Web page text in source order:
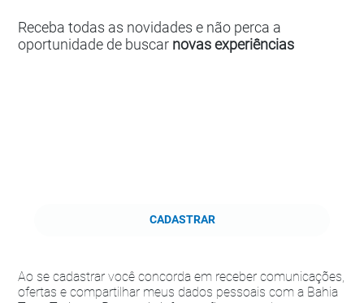
Receba todas as novidades e não perca a
oportunidade de buscar novas experiências
CADASTRAR
Ao se cadastrar você concorda em receber comunicações,
ofertas e compartilhar meus dados pessoais com a Bahia